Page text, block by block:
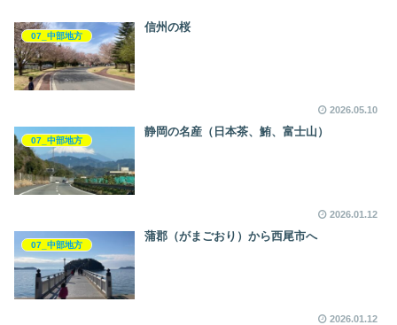
07_中部地方
信州の桜
2026.05.10
07_中部地方
静岡の名産（日本茶、鮪、富士山）
2026.01.12
07_中部地方
蒲郡（がまごおり）から西尾市へ
2026.01.12